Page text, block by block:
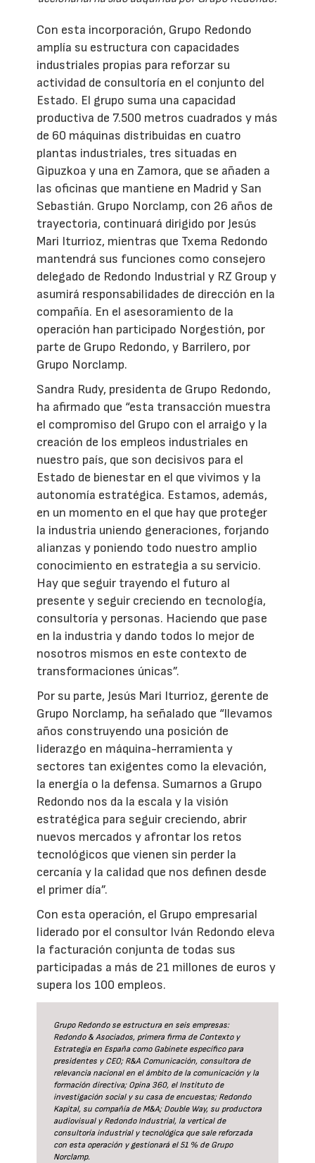
Con esta incorporación, Grupo Redondo
amplía su estructura con capacidades
industriales propias para reforzar su
actividad de consultoría en el conjunto del
Estado. El grupo suma una capacidad
productiva de 7.500 metros cuadrados y más
de 60 máquinas distribuidas en cuatro
plantas industriales, tres situadas en
Gipuzkoa y una en Zamora, que se añaden a
las oficinas que mantiene en Madrid y San
Sebastián. Grupo Norclamp, con 26 años de
trayectoria, continuará dirigido por Jesús
Mari Iturrioz, mientras que Txema Redondo
mantendrá sus funciones como consejero
delegado de Redondo Industrial y RZ Group y
asumirá responsabilidades de dirección en la
compañía. En el asesoramiento de la
operación han participado Norgestión, por
parte de Grupo Redondo, y Barrilero, por
Grupo Norclamp.
Sandra Rudy, presidenta de Grupo Redondo,
ha afirmado que “esta transacción muestra
el compromiso del Grupo con el arraigo y la
creación de los empleos industriales en
nuestro país, que son decisivos para el
Estado de bienestar en el que vivimos y la
autonomía estratégica. Estamos, además,
en un momento en el que hay que proteger
la industria uniendo generaciones, forjando
alianzas y poniendo todo nuestro amplio
conocimiento en estrategia a su servicio.
Hay que seguir trayendo el futuro al
presente y seguir creciendo en tecnología,
consultoría y personas. Haciendo que pase
en la industria y dando todos lo mejor de
nosotros mismos en este contexto de
transformaciones únicas”.
Por su parte, Jesús Mari Iturrioz, gerente de
Grupo Norclamp, ha señalado que “llevamos
años construyendo una posición de
liderazgo en máquina-herramienta y
sectores tan exigentes como la elevación,
la energía o la defensa. Sumarnos a Grupo
Redondo nos da la escala y la visión
estratégica para seguir creciendo, abrir
nuevos mercados y afrontar los retos
tecnológicos que vienen sin perder la
cercanía y la calidad que nos definen desde
el primer día”.
Con esta operación, el Grupo empresarial
liderado por el consultor Iván Redondo eleva
la facturación conjunta de todas sus
participadas a más de 21 millones de euros y
supera los 100 empleos.
Grupo Redondo se estructura en seis empresas:
Redondo & Asociados, primera firma de Contexto y
Estrategia en España como Gabinete específico para
presidentes y CEO; R&A Comunicación, consultora de
relevancia nacional en el ámbito de la comunicación y la
formación directiva; Opina 360, el Instituto de
investigación social y su casa de encuestas; Redondo
Kapital, su compañía de M&A; Double Way, su productora
audiovisual y Redondo Industrial, la vertical de
consultoría industrial y tecnológica que sale reforzada
con esta operación y gestionará el 51 % de Grupo
Norclamp.